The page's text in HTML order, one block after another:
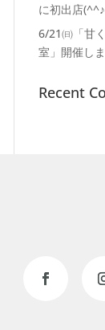
に初出店(^^♪
6/21㈰「甘
室」開催し
Recent